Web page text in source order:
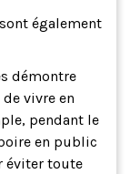
également
démontre
vivre en
pendant le
en public
éviter toute